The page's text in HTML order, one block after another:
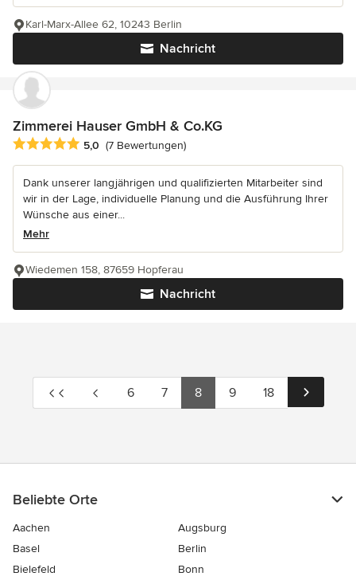
Nachricht
Karl-Marx-Allee 62, 10243 Berlin
Zimmerei Hauser GmbH & Co.KG
Durchschnittliche Bewertung: 5 von 5 Sternen
5,0 (7 Bewertungen)
Dank unserer langjährigen und qualifizierten Mitarbeiter sind
wir in der Lage, individuelle Planung und die Ausführung Ihrer
Wünsche aus einer...
Mehr
Nachricht
Wiedemen 158, 87659 Hopferau
6 7 8 9 18
Beliebte Orte
Aachen
Augsburg
Basel
Berlin
Bielefeld
Bonn